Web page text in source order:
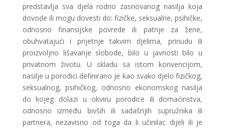
predstavlja sva djela rodno zasnovanog nasilja koja
dovode ili mogu dovesti do: fizičke, seksualne, psihičke,
odnosno finansijske povrede ili patnje za žene,
obuhvatajući i prijetnje takvim djelima, prinudu ili
proizvoljno lišavanje slobode, bilo u javnosti bilo u
privatnom životu. U skladu sa istom konvencijom,
nasilje u porodici definirano je kao svako djelo fizičkog,
seksualnog, psihičkog, odnosno ekonomskog nasilja
do kojeg dolazi u okviru porodice ili domaćinstva,
odnosno između bivših ili sadašnjih supružnika ili
partnera, nezavisno od toga da li učinilac dijeli ili je